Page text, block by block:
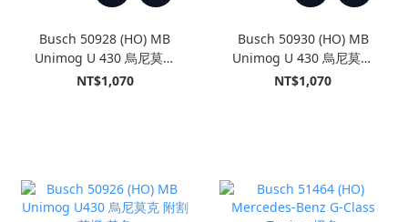
Busch 50928 (HO) MB
Unimog U 430 烏尼莫克
Union Jack 英國米字旗
NT$1,070
Busch 50930 (HO) MB
Unimog U 430 烏尼莫克
重型平板車
NT$1,070